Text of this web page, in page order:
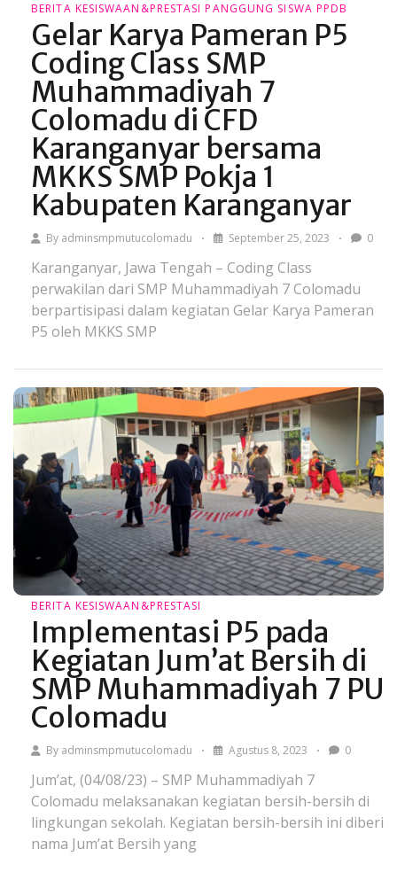
BERITA KESISWAAN&PRESTASI PANGGUNG SISWA PPDB
Gelar Karya Pameran P5
Coding Class SMP
Muhammadiyah 7
Colomadu di CFD
Karanganyar bersama
MKKS SMP Pokja 1
Kabupaten Karanganyar
By adminsmpmutucolomadu September 25, 2023 0
Karanganyar, Jawa Tengah – Coding Class
perwakilan dari SMP Muhammadiyah 7 Colomadu
berpartisipasi dalam kegiatan Gelar Karya Pameran
P5 oleh MKKS SMP
BERITA KESISWAAN&PRESTASI
Implementasi P5 pada
Kegiatan Jum’at Bersih di
SMP Muhammadiyah 7 PU
Colomadu
By adminsmpmutucolomadu Agustus 8, 2023 0
Jum’at, (04/08/23) – SMP Muhammadiyah 7
Colomadu melaksanakan kegiatan bersih-bersih di
lingkungan sekolah. Kegiatan bersih-bersih ini diberi
nama Jum’at Bersih yang